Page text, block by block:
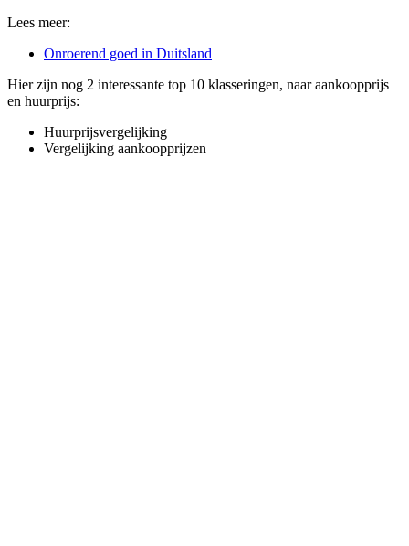
Lees meer:
Onroerend goed in Duitsland
Hier zijn nog 2 interessante top 10 klasseringen, naar aankoopprijs
en huurprijs:
Huurprijsvergelijking
Vergelijking aankoopprijzen